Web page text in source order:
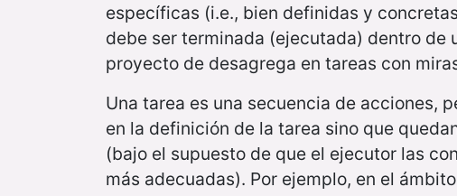
específicas (i.e., bien definidas y
debe ser terminada (ejecutada) dentro de
proyecto de desagrega en tareas con
Una tarea es una secuencia de acciones,
en la definición de la tarea sino que
(bajo el supuesto de que el ejecutor las
más adecuadas). Por ejemplo, en el